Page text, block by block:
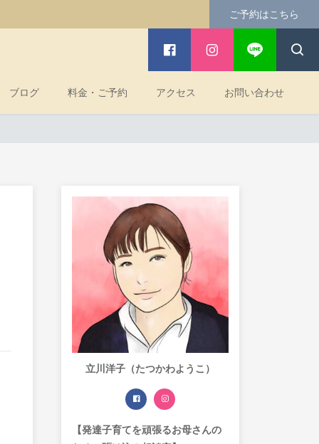
ご予約はこちら
ブログ 料金・ご予約 アクセス お問い合わせ
立川洋子（たつかわようこ）
【発達子育てを頑張るお母さんの